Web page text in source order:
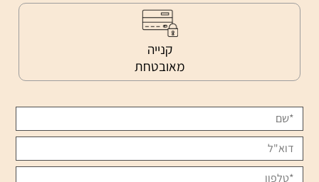
קנייה
מאובטחת